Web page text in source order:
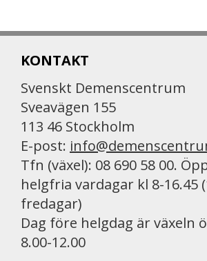
KONTAKT
Svenskt Demenscentrum
Sveavägen 155
113 46 Stockholm
E-post:
Tfn (växel): 08 690 58 00.
helgfria vardagar kl 8-16.45
fredagar)
Dag före helgdag är växeln
8.00-12.00